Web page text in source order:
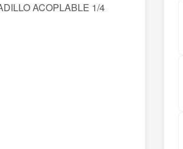
ACOPLABLE 1/4